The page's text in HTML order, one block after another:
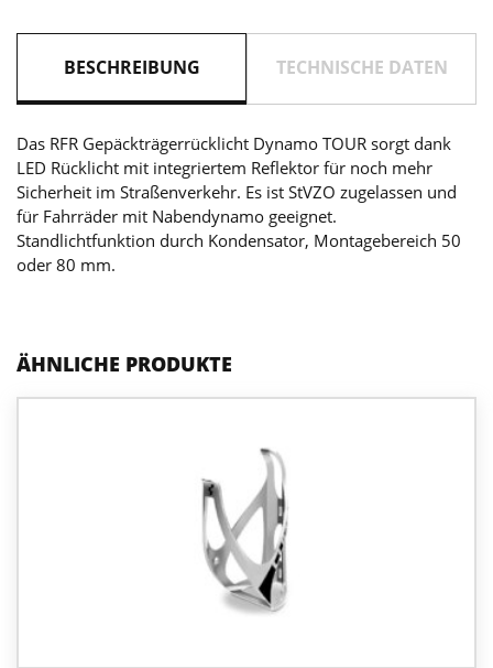
BESCHREIBUNG TECHNISCHE DATEN
Das RFR Gepäckträgerrücklicht Dynamo TOUR sorgt dank
LED Rücklicht mit integriertem Reflektor für noch mehr
Sicherheit im Straßenverkehr. Es ist StVZO zugelassen und
für Fahrräder mit Nabendynamo geeignet.
Standlichtfunktion durch Kondensator, Montagebereich 50
oder 80 mm.
ÄHNLICHE PRODUKTE